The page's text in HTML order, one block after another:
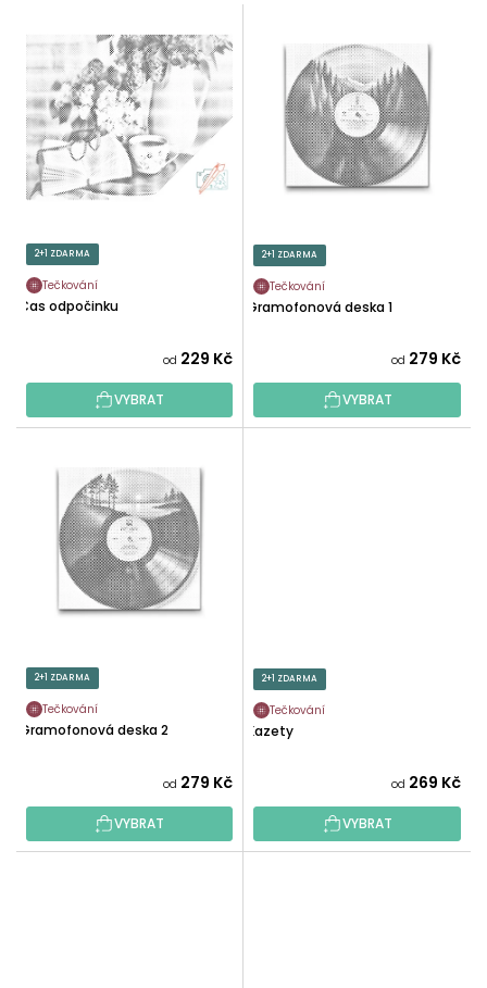
P
R
O
D
U
T
Ů
Ý
P
S
P
R
O
U
K
T
2+1 ZDARMA
Tečkování
Čas odpočinku
od 229 Kč
VYBRAT
2+1 ZDARMA
Tečkování
Gramofonová deska 1
od 279 Kč
VYBRAT
2+1 ZDARMA
Tečkování
Gramofonová deska 2
od 279 Kč
VYBRAT
2+1 ZDARMA
Tečkování
Kazety
od 269 Kč
VYBRAT